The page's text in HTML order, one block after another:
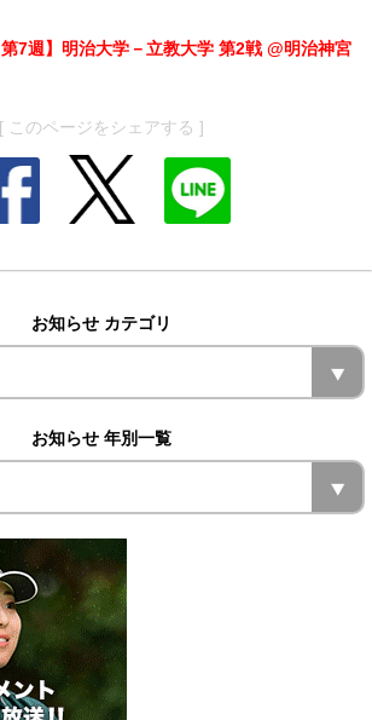
大学－立教大学 第2戦 @明治神宮
[ このページをシェアする ]
お知らせ カテゴリ
お知らせ 年別一覧